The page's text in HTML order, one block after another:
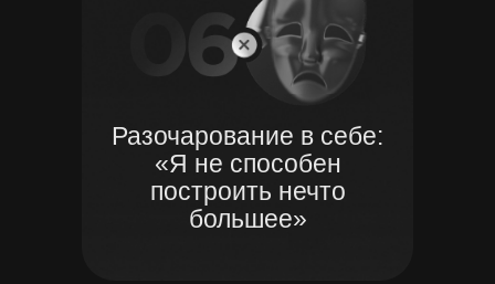
Разочарование в себе:
«Я не способен
построить нечто
большее»